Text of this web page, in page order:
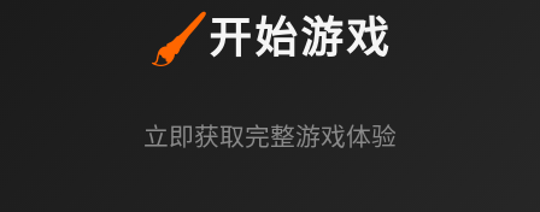
🖌️开始游戏
立即获取完整游戏体验